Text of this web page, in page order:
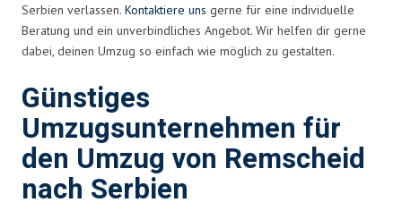
Serbien verlassen. Kontaktiere uns gerne für eine individuelle
Beratung und ein unverbindliches Angebot. Wir helfen dir gerne
dabei, deinen Umzug so einfach wie möglich zu gestalten.
Günstiges
Umzugsunternehmen für
den Umzug von Remscheid
nach Serbien